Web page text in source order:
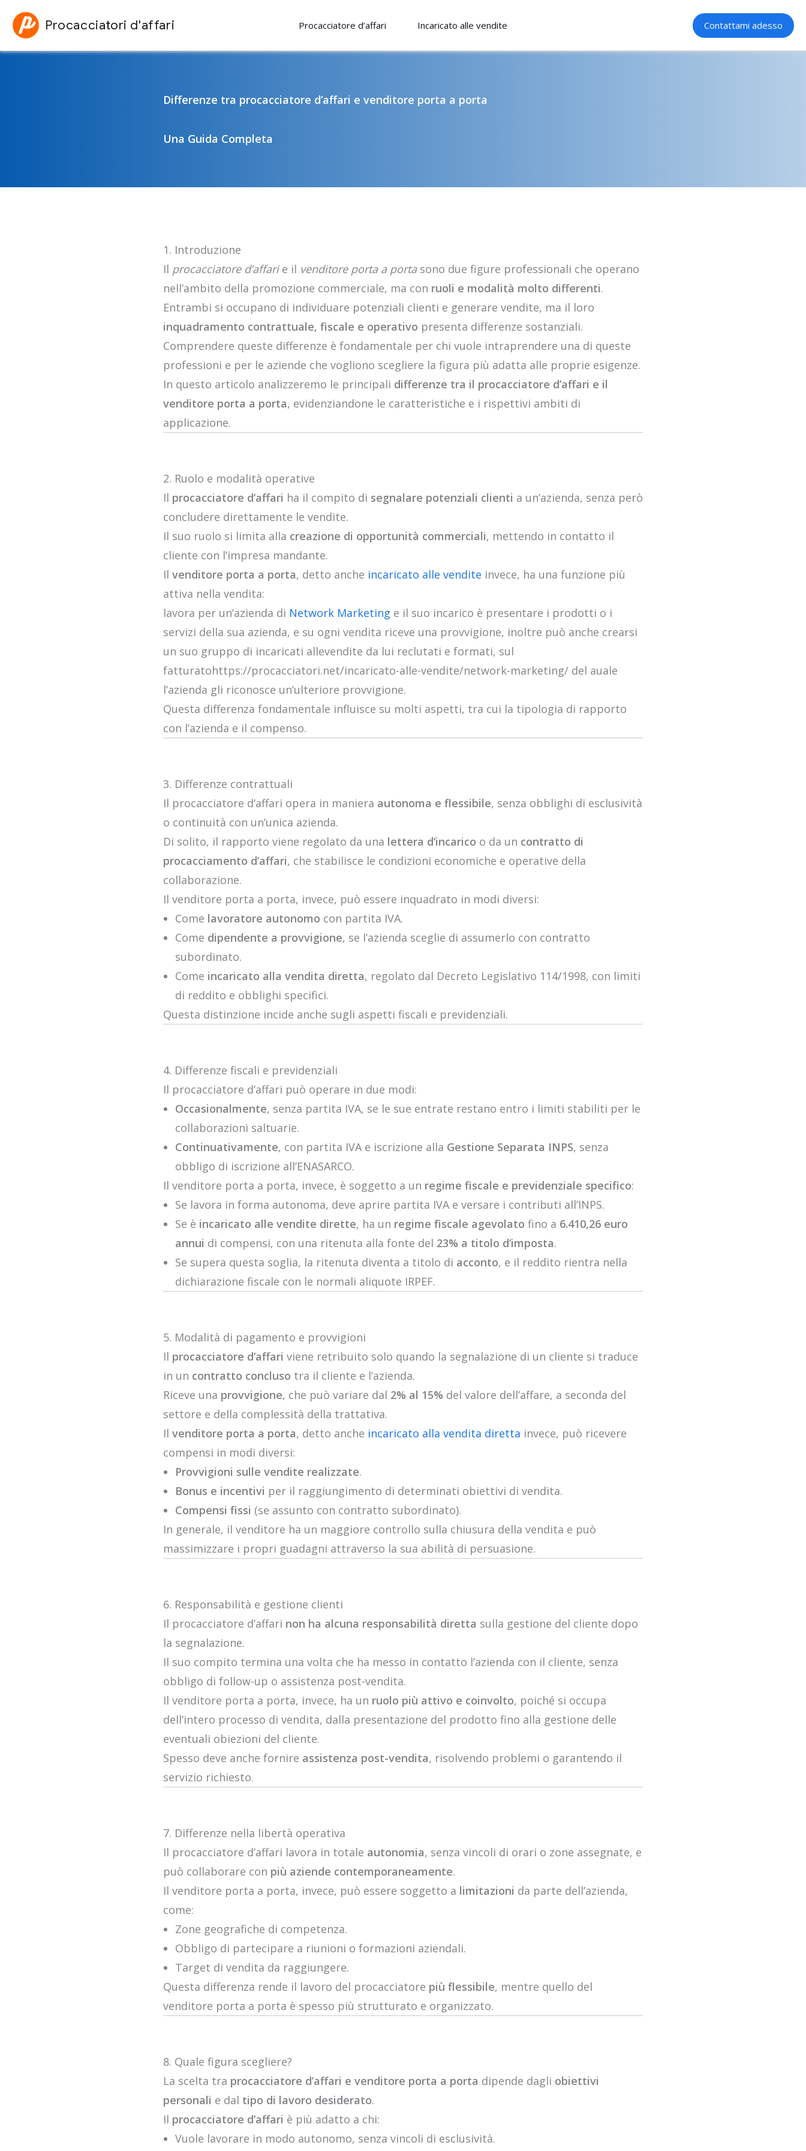
contenuto
Procacciatori d'affari Procacciatore d’affari Incaricato alle vendite Contattami adesso
Differenze tra procacciatore d’affari e venditore porta a porta
Una Guida Completa
1. Introduzione
Il procacciatore d’affarie il venditore porta a portasono due figure professionali che operano
nell’ambito della promozione commerciale, ma con ruoli e modalità molto differenti.
Entrambi si occupano di individuare potenziali clienti e generare vendite, ma il loro
inquadramento contrattuale, fiscale e operativo presenta differenze sostanziali.
Comprendere queste differenze è fondamentale per chi vuole intraprendere una di queste
professioni e per le aziende che vogliono scegliere la figura più adatta alle proprie esigenze.
In questo articolo analizzeremo le principali differenze tra il procacciatore d’affari e il
venditore porta a porta, evidenziandone le caratteristiche e i rispettivi ambiti di
applicazione.
2. Ruolo e modalità operative
Il procacciatore d’affari ha il compito di segnalare potenziali clienti a un’azienda, senza però
concludere direttamente le vendite.
Il suo ruolo si limita alla creazione di opportunità commerciali, mettendo in contatto il
cliente con l’impresa mandante.
Il venditore porta a porta, detto anche incaricato alle vendite invece, ha una funzione più
attiva nella vendita:
lavora per un’azienda di Network Marketing e il suo incarico è presentare i prodotti o i
servizi della sua azienda, e su ogni vendita riceve una provvigione, inoltre può anche crearsi
un suo gruppo di incaricati allevendite da lui reclutati e formati, sul
fatturatohttps://procacciatori.net/incaricato-alle-vendite/network-marketing/ del auale
l’azienda gli riconosce un’ulteriore provvigione.
Questa differenza fondamentale influisce su molti aspetti, tra cui la tipologia di rapporto
con l’azienda e il compenso.
3. Differenze contrattuali
Il procacciatore d’affari opera in maniera autonoma e flessibile, senza obblighi di esclusività
o continuità con un’unica azienda.
Di solito, il rapporto viene regolato da una lettera d’incarico o da un contratto di
procacciamento d’affari, che stabilisce le condizioni economiche e operative della
collaborazione.
Il venditore porta a porta, invece, può essere inquadrato in modi diversi:
Come lavoratore autonomo con partita IVA.
Come dipendente a provvigione, se l’azienda sceglie di assumerlo con contratto
subordinato.
Come incaricato alla vendita diretta, regolato dal Decreto Legislativo 114/1998, con limiti
di reddito e obblighi specifici.
Questa distinzione incide anche sugli aspetti fiscali e previdenziali.
4. Differenze fiscali e previdenziali
Il procacciatore d’affari può operare in due modi:
Occasionalmente, senza partita IVA, se le sue entrate restano entro i limiti stabiliti per le
collaborazioni saltuarie.
Continuativamente, con partita IVA e iscrizione alla Gestione Separata INPS, senza
obbligo di iscrizione all’ENASARCO.
Il venditore porta a porta, invece, è soggetto a un regime fiscale e previdenziale specifico:
Se lavora in forma autonoma, deve aprire partita IVA e versare i contributi all’INPS.
Se è incaricato alle vendite dirette, ha un regime fiscale agevolato fino a 6.410,26 euro
annui di compensi, con una ritenuta alla fonte del 23% a titolo d’imposta.
Se supera questa soglia, la ritenuta diventa a titolo di acconto, e il reddito rientra nella
dichiarazione fiscale con le normali aliquote IRPEF.
5. Modalità di pagamento e provvigioni
Il procacciatore d’affari viene retribuito solo quando la segnalazione di un cliente si traduce
in un contratto concluso tra il cliente e l’azienda.
Riceve una provvigione, che può variare dal 2% al 15% del valore dell’affare, a seconda del
settore e della complessità della trattativa.
Il venditore porta a porta, detto anche incaricato alla vendita diretta invece, può ricevere
compensi in modi diversi:
Provvigioni sulle vendite realizzate.
Bonus e incentivi per il raggiungimento di determinati obiettivi di vendita.
Compensi fissi (se assunto con contratto subordinato).
In generale, il venditore ha un maggiore controllo sulla chiusura della vendita e può
massimizzare i propri guadagni attraverso la sua abilità di persuasione.
6. Responsabilità e gestione clienti
Il procacciatore d’affari non ha alcuna responsabilità diretta sulla gestione del cliente dopo
la segnalazione.
Il suo compito termina una volta che ha messo in contatto l’azienda con il cliente, senza
obbligo di follow-up o assistenza post-vendita.
Il venditore porta a porta, invece, ha un ruolo più attivo e coinvolto, poiché si occupa
dell’intero processo di vendita, dalla presentazione del prodotto fino alla gestione delle
eventuali obiezioni del cliente.
Spesso deve anche fornire assistenza post-vendita, risolvendo problemi o garantendo il
servizio richiesto.
7. Differenze nella libertà operativa
Il procacciatore d’affari lavora in totale autonomia, senza vincoli di orari o zone assegnate, e
può collaborare con più aziende contemporaneamente.
Il venditore porta a porta, invece, può essere soggetto a limitazioni da parte dell’azienda,
come:
Zone geografiche di competenza.
Obbligo di partecipare a riunioni o formazioni aziendali.
Target di vendita da raggiungere.
Questa differenza rende il lavoro del procacciatore più flessibile, mentre quello del
venditore porta a porta è spesso più strutturato e organizzato.
8. Quale figura scegliere?
La scelta tra procacciatore d’affari e venditore porta a porta dipende dagli obiettivi
personali e dal tipo di lavoro desiderato.
Il procacciatore d’affari è più adatto a chi:
Vuole lavorare in modo autonomo, senza vincoli di esclusività.